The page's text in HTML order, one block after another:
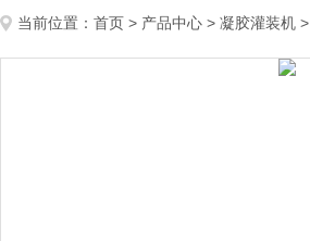
当前位置： 首页 > 产品中心 > 凝胶灌装机 >